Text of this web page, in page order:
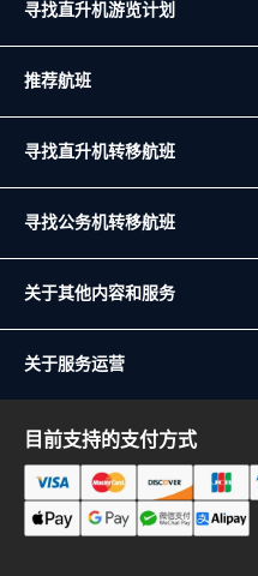
寻找直升机游览计划
推荐航班
寻找直升机转移航班
寻找公务机转移航班
关于其他内容和服务
关于服务运营
目前支持的支付方式